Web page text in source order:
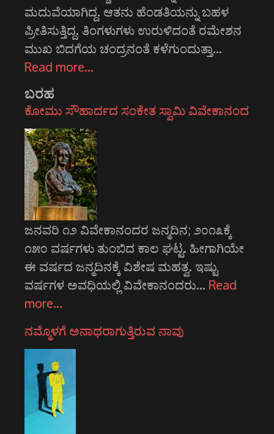
ಮದುವೆಯಾಗಿದ್ದ. ಆತನು ಹೆಂಡತಿಯನ್ನು ಬಹಳ
ಪ್ರೀತಿಸುತ್ತಿದ್ದ. ತಿಂಗಳುಗಳು ಉರುಳಿದಂತೆ ರಮೇಶನ
ಮುಖ ಬಿದಗೆಯ ಚಂದ್ರನಂತೆ ಕಳೆಗುಂದುತ್ತಾ…
Read more…
ಬರಹ
ಕೋಮು ಸೌಹಾರ್ದದ ಸಂಕೇತ ಸ್ವಾಮಿ ವಿವೇಕಾನಂದ
ಜನವರಿ ೧೨ ವಿವೇಕಾನಂದರ ಜನ್ಮದಿನ; ೨೦೧೩ಕ್ಕೆ
೧೫೦ ವರ್ಷಗಳು ತುಂಬಿದ ಕಾಲ ಘಟ್ಟ. ಹೀಗಾಗಿಯೇ
ಈ ವರ್ಷದ ಜನ್ಮದಿನಕ್ಕೆ ವಿಶೇಷ ಮಹತ್ವ. ಇಷ್ಟು
ವರ್ಷಗಳ ಅವಧಿಯಲ್ಲಿ ವಿವೇಕಾನಂದರು… Read
more…
ನಮ್ಮೊಳಗೆ ಅನಾಥರಾಗುತ್ತಿರುವ ನಾವು